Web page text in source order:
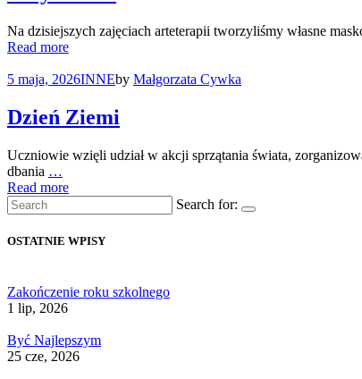
Na dzisiejszych zajęciach arteterapii tworzyliśmy własne
Read more
5 maja, 2026INNEby Małgorzata Cywka
Dzień Ziemi
Uczniowie wzięli udział w akcji sprzątania świata,
dbania …
Read more
Search for:
OSTATNIE WPISY
Zakończenie roku szkolnego
1 lip, 2026
Być Najlepszym
25 cze, 2026